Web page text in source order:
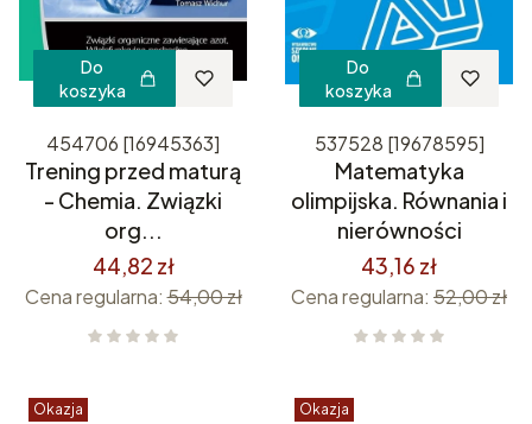
Do
koszyka
454706 [16945363]
Trening przed maturą
- Chemia. Związki
org...
44,82 zł
Cena regularna: 54,00 zł
Do
koszyka
537528 [19678595]
Matematyka
olimpijska. Równania i
nierówności
43,16 zł
Cena regularna: 52,00 zł
Okazja Okazja